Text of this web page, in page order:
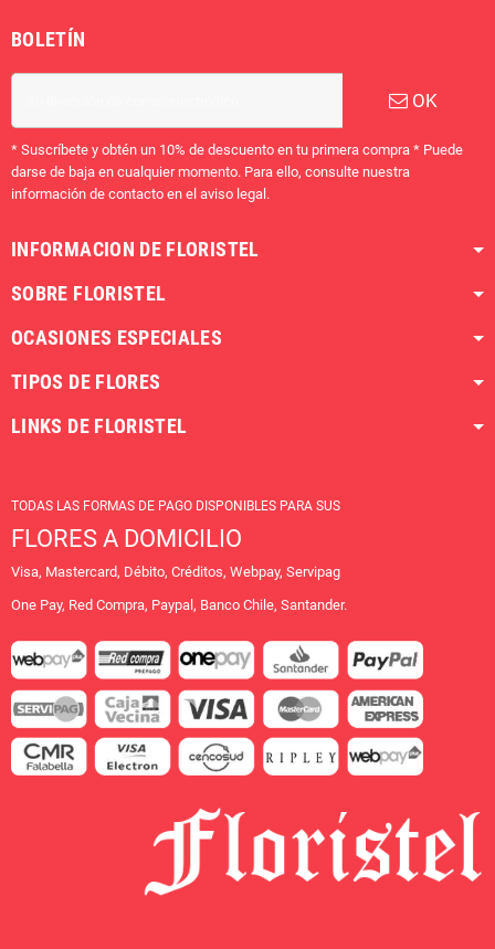
BOLETÍN
OK
* Suscríbete y obtén un 10% de descuento en tu primera compra * Puede
darse de baja en cualquier momento. Para ello, consulte nuestra
información de contacto en el aviso legal.
INFORMACION DE FLORISTEL
SOBRE FLORISTEL
OCASIONES ESPECIALES
TIPOS DE FLORES
LINKS DE FLORISTEL
TODAS LAS FORMAS DE PAGO DISPONIBLES PARA SUS
FLORES A DOMICILIO
Visa, Mastercard, Débito, Créditos, Webpay, Servipag
One Pay, Red Compra, Paypal, Banco Chile, Santander.